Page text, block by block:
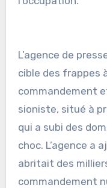
L’agence de
cible des frappes
commandement
sioniste, situé à
qui a subi des
choc. L’agence a
abritait des
commandement